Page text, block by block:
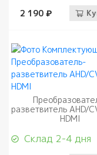
2 190 ₽
разветвитель AHD/
HDMI
Склад 2-4 дня